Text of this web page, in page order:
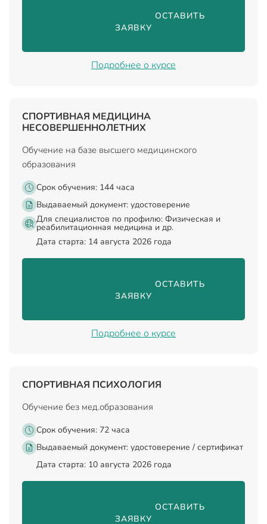
                                ОСТАВИТЬ
ЗАЯВКУ
Подробнее о курсе
СПОРТИВНАЯ МЕДИЦИНА
НЕСОВЕРШЕННОЛЕТНИХ
Обучение на базе высшего медицинского
образования
Срок обучения: 144 часа
Выдаваемый документ: удостоверение
Для специалистов по профилю: Физическая и
реабилитационная медицина и др.
Дата старта: 14 августа 2026 года
                                ОСТАВИТЬ
ЗАЯВКУ
Подробнее о курсе
СПОРТИВНАЯ ПСИХОЛОГИЯ
Обучение без мед.образования
Срок обучения: 72 часа
Выдаваемый документ: удостоверение / сертификат
Дата старта: 10 августа 2026 года
                                ОСТАВИТЬ
ЗАЯВКУ